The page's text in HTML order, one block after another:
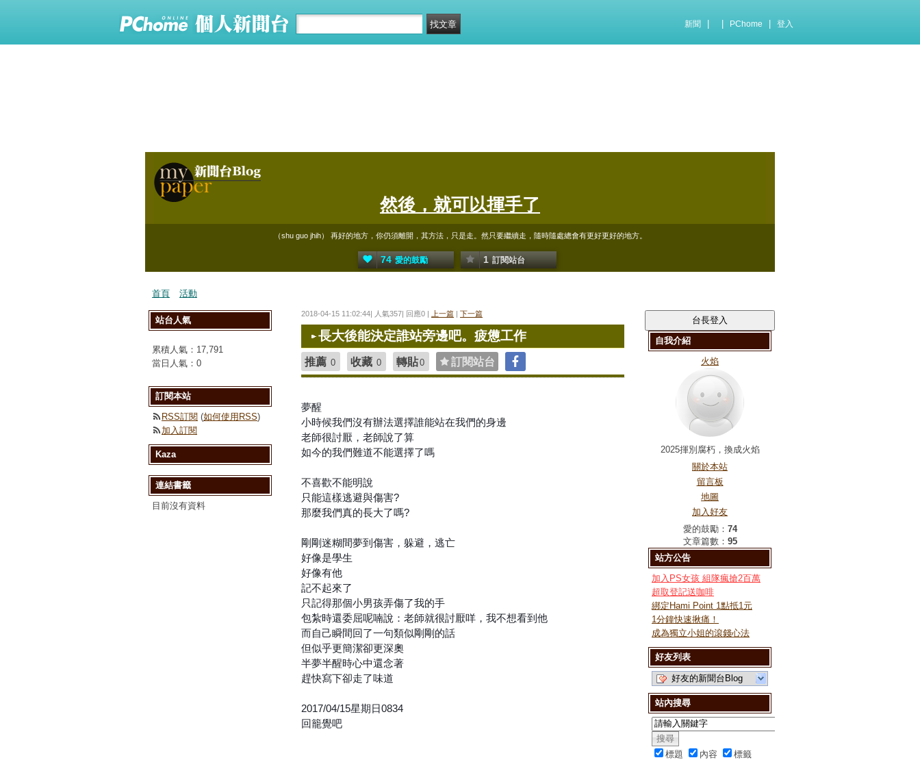
新聞 PChome 登入
然後，就可以揮手了
（shu guo jhih） 再好的地方，你仍須離開，其方法，只是走。然只要繼續走，隨時隨處總會有更好更好的地方。
74 愛的鼓勵 1 訂閱站台
首頁 活動
2018-04-15 11:02:44| 人氣357| 回應0 | 上一篇 | 下一篇
長大後能決定誰站旁邊吧。疲憊工作
推薦 0 收藏 0 轉貼0 訂閱站台
夢醒
小時候我們沒有辦法選擇誰能站在我們的身邊
老師很討厭，老師說了算
如今的我們難道不能選擇了嗎
不喜歡不能明說
只能這樣逃避與傷害?
那麼我們真的長大了嗎?
剛剛迷糊間夢到傷害，躲避，逃亡
好像是學生
好像有他
記不起來了
只記得那個小男孩弄傷了我的手
包紮時還委屈呢喃說：老師就很討厭咩，我不想看到他
而自己瞬間回了一句類似剛剛的話
但似乎更簡潔卻更深奧
半夢半醒時心中還念著
趕快寫下卻走了味道
2017/04/15星期日0834
回籠覺吧
自我介紹
火焰
2025揮別腐朽，換成火焰
關於本站
留言板
地圖
加入好友
愛的鼓勵： 74
文章篇數： 95
站方公告
加入PS女孩 組隊瘋搶2百萬
超取登記送咖啡
綁定Hami Point 1點抵1元
1分鐘快速揪痛！
成為獨立小姐的滾錢心法
好友列表
好友的新聞台Blog
站內搜尋
標題 內容 標籤
站台人氣
累積人氣： 17,791
當日人氣： 0
訂閱本站
RSS訂閱 (如何使用RSS)
加入訂閱
Kaza
連結書籤
目前沒有資料